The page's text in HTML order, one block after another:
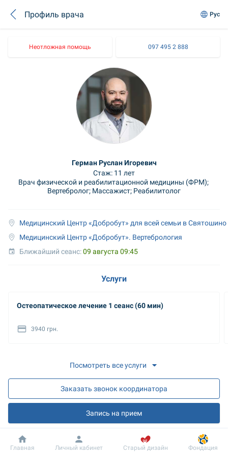
Профиль врача Рус
Неотложная помощь 097 495 2 888
Герман Руслан Игоревич
Стаж: 11 лет
Врач физической и реабилитационной медицины (ФРМ);
Вертебролог; Массажист; Реабилитолог
Медицинский Центр «Добробут» для всей семьи в Святошино
Медицинский Центр «Добробут». Вертебрология
Ближайший сеанс: 09 августа 09:45
Услуги
Остеопатическое лечение 1 сеанс (60 мин)
3940 грн.
Посмотреть все услуги
Заказать звонок координатора
Запись на прием
О враче
Добробут Информация Пациенту
Главная Личный кабинет Старый дизайн Фондация